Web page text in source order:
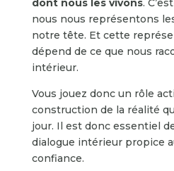
dont nous les vivons.
nous nous représentons
notre tête. Et cette
dépend de ce que nous
intérieur.
Vous jouez donc un rôle
construction de la réalité
jour. Il est donc essentiel
dialogue intérieur propice
confiance.